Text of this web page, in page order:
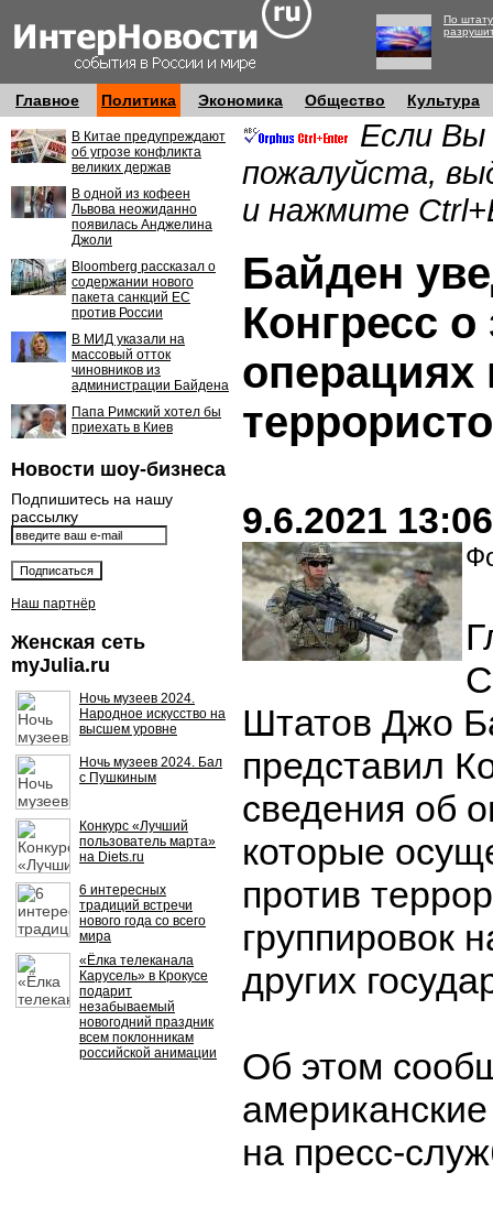
По
Главное Политика Экономика Общество Культура
В Китае предупреждают
об угрозе конфликта
великих держав
В одной из кофеен
Львова неожиданно
появилась Анджелина
Джоли
Bloomberg рассказал о
содержании нового
пакета санкций ЕС
против России
В МИД указали на
массовый отток
чиновников из
администрации Байдена
Папа Римский хотел бы
приехать в Киев
Новости шоу-бизнеса
Подпишитесь на нашу
рассылку
Наш партнёр
Женская сеть
myJulia.ru
Ночь музеев 2024.
Народное искусство на
высшем уровне
Ночь музеев 2024. Бал
с Пушкиным
Конкурс «Лучший
пользователь марта»
на Diets.ru
6 интересных
традиций встречи
нового года со всего
мира
«Ёлка телеканала
Карусель» в Крокусе
подарит
незабываемый
новогодний праздник
всем поклонникам
российской анимации
Если Вы
пожалуйста,
и нажмите
Байден
Конгресс
операциях
9.6.2021 13:06
Штатов Джо
представил
сведения об
которые
против
группировок
других
Об этом
на пресс-